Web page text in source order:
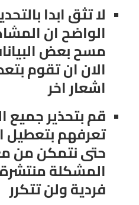
لا تثق ابدا
الواضح ان
مسح بعض
الان ان تقوم
اشعار اخر
قم بتحذير
تعرفهم بتعطيل
حتى نتمكن من
المشكلة
فردية ولن تتكرر